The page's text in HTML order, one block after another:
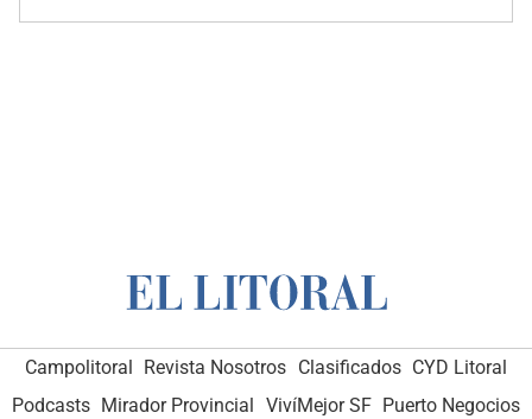
Campolitoral Revista Nosotros Clasificados CYD Litoral
Podcasts Mirador Provincial VivíMejor SF Puerto Negocios